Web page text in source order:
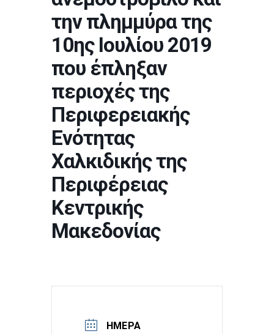
την πλημμύρα της
10ης Ιουλίου 2019
που έπληξαν
περιοχές της
Περιφερειακής
Ενότητας
Χαλκιδικής της
Περιφέρειας
Κεντρικής
Μακεδονίας
ΗΜΈΡΑ